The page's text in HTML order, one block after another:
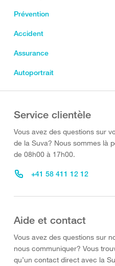
Prévention
Accident
Assurance
Autoportrait
Service clientèle
Vous avez des questions sur
de la Suva? Nous sommes là
de 08h00 à 17h00.
+41 58 411 12 12
Aide et contact
Vous avez des questions sur
nous communiquer? Vous
qu’un contact direct avec la